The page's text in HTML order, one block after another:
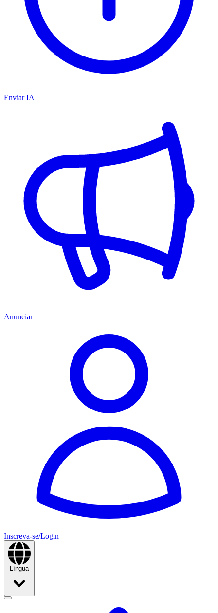
Enviar IA
Anunciar
Inscreva-se/Login
Língua